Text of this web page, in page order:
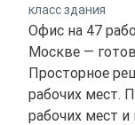
класс здания
Офис на 47
Москве —
Просторное
рабочих мест.
рабочих мест